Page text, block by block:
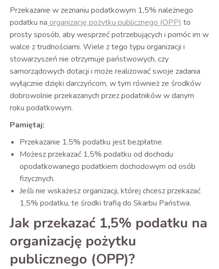
Przekazanie w zeznaniu podatkowym 1,5% należnego
podatku na organizację pożytku publicznego (OPP) to
prosty sposób, aby wesprzeć potrzebujących i pomóc im w
walce z trudnościami. Wiele z tego typu organizacji i
stowarzyszeń nie otrzymuje państwowych, czy
samorządowych dotacji i może realizować swoje zadania
wyłącznie dzięki darczyńcom, w tym również ze środków
dobrowolnie przekazanych przez podatników w danym
roku podatkowym.
Pamiętaj:
Przekazanie 1,5% podatku jest bezpłatne.
Możesz przekazać 1,5% podatku od dochodu
opodatkowanego podatkiem dochodowym od osób
fizycznych.
Jeśli nie wskażesz organizacji, której chcesz przekazać
1,5% podatku, te środki trafią do Skarbu Państwa.
Jak przekazać 1,5% podatku na
organizację pożytku
publicznego (OPP)?